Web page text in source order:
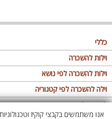
כללי
מגזין
פרסום באתר
תקנון
מדיניות פרטיות
וילות להשכרה
וילות בצפון
וילות במרכז
וילות בדרום
וילות להשכרה לפי נושא
וילה לזוגות
וילות למשפחות
וילה להשכרה לפי קטגוריה
וילות עם בריכה
לופטים להשכרה
אנו משתמשים בקבצי קוקיז